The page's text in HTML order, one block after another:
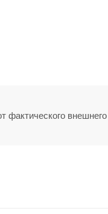
фактического